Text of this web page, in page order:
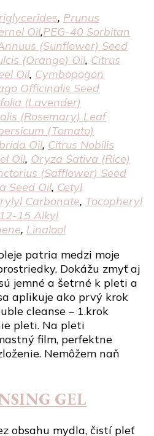
, Prunus
Oil,PEG-40 Sorbitan
(Sunflower) Seed
(Orange) Oil, Citrus
Oil, Cymbopogon
Officinalis Seed
(Lavender)
(Rosemary) Leaf
(Tomato)
Oil, Citrus Nobilis
Oil, Oryza Sativa (Rice)
(Safflower) Seed
Seed Oil, Cetyl
Carbonate, Tocopheryl
15 Alkyl
, Linalool
patria medzi moje
Dokážu zmyť aj
jemné a šetrné k pleti a
aplikuje ako prvý krok
cleanse – 1.krok
pleti. Na pleti
film, perfektne
Nemôžem naň
GEL
obsahu mydla, čistí pleť